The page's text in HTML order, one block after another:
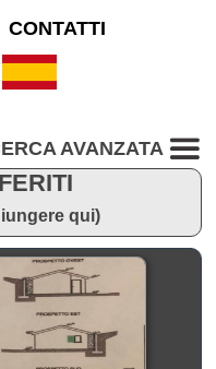
CONTATTI
AVANZATA
qui)